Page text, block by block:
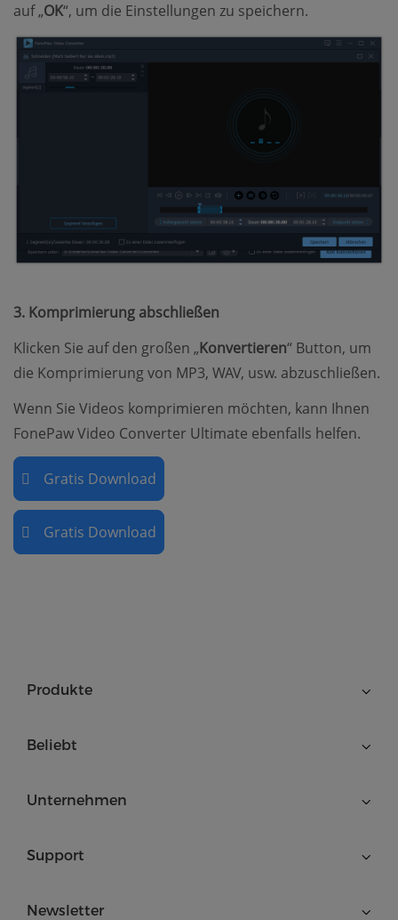
auf „OK“, um die Einstellungen zu speichern.
3. Komprimierung abschließen
Klicken Sie auf den großen „Konvertieren“ Button, um
die Komprimierung von MP3, WAV, usw. abzuschließen.
Wenn Sie Videos komprimieren möchten, kann Ihnen
FonePaw Video Converter Ultimate ebenfalls helfen.
Gratis Download
Gratis Download
Produkte
Beliebt
Unternehmen
Support
Newsletter